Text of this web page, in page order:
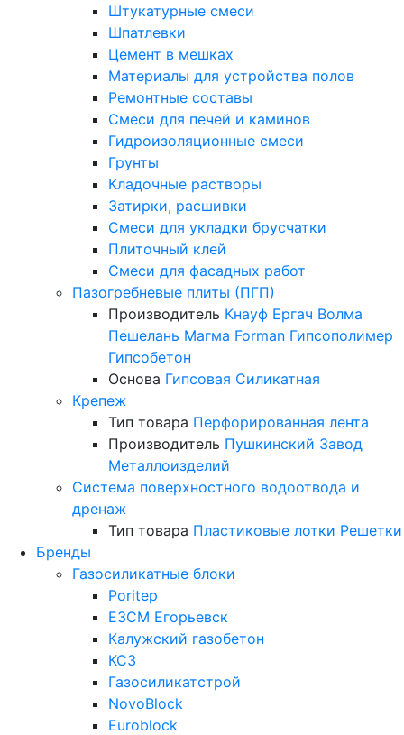
Штукатурные смеси
Шпатлевки
Цемент в мешках
Материалы для устройства полов
Ремонтные составы
Смеси для печей и каминов
Гидроизоляционные смеси
Грунты
Кладочные растворы
Затирки, расшивки
Смеси для укладки брусчатки
Плиточный клей
Смеси для фасадных работ
Пазогребневые плиты (ПГП)
Производитель Кнауф Ергач Волма
Пешелань Магма Forman Гипсополимер
Гипсобетон
Основа Гипсовая Силикатная
Крепеж
Тип товара Перфорированная лента
Производитель Пушкинский Завод
Металлоизделий
Система поверхностного водоотвода и
дренаж
Тип товара Пластиковые лотки Решетки
Бренды
Газосиликатные блоки
Poritep
ЕЗСМ Егорьевск
Калужский газобетон
КСЗ
Газосиликатстрой
NovoBlock
Euroblock